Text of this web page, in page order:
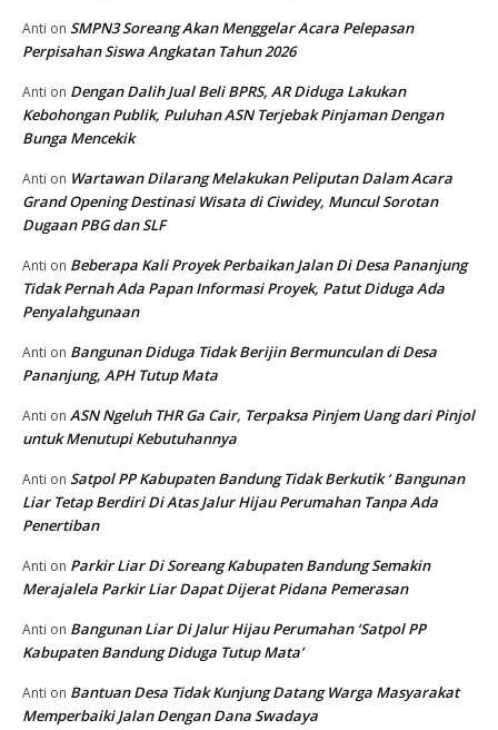
Anti on SMPN3 Soreang Akan Menggelar Acara Pelepasan
Perpisahan Siswa Angkatan Tahun 2026
Anti on Dengan Dalih Jual Beli BPRS, AR Diduga Lakukan
Kebohongan Publik, Puluhan ASN Terjebak Pinjaman Dengan
Bunga Mencekik
Anti on Wartawan Dilarang Melakukan Peliputan Dalam Acara
Grand Opening Destinasi Wisata di Ciwidey, Muncul Sorotan
Dugaan PBG dan SLF
Anti on Beberapa Kali Proyek Perbaikan Jalan Di Desa Pananjung
Tidak Pernah Ada Papan Informasi Proyek, Patut Diduga Ada
Penyalahgunaan
Anti on Bangunan Diduga Tidak Berijin Bermunculan di Desa
Pananjung, APH Tutup Mata
Anti on ASN Ngeluh THR Ga Cair, Terpaksa Pinjem Uang dari Pinjol
untuk Menutupi Kebutuhannya
Anti on Satpol PP Kabupaten Bandung Tidak Berkutik ‘ Bangunan
Liar Tetap Berdiri Di Atas Jalur Hijau Perumahan Tanpa Ada
Penertiban
Anti on Parkir Liar Di Soreang Kabupaten Bandung Semakin
Merajalela Parkir Liar Dapat Dijerat Pidana Pemerasan
Anti on Bangunan Liar Di Jalur Hijau Perumahan ‘Satpol PP
Kabupaten Bandung Diduga Tutup Mata’
Anti on Bantuan Desa Tidak Kunjung Datang Warga Masyarakat
Memperbaiki Jalan Dengan Dana Swadaya